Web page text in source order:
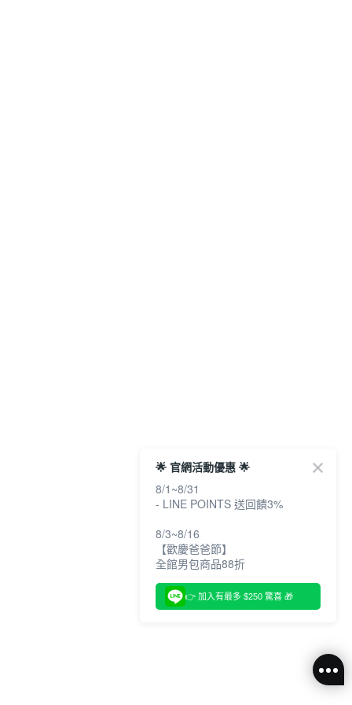
🌟 官網活動優惠 🌟
8/1~8/31
- LINE POINTS 送回饋3%
8/3~8/16
【歡慶爸爸節】
全館男包商品88折
👉 加入有最多 $250 驚喜 🎁